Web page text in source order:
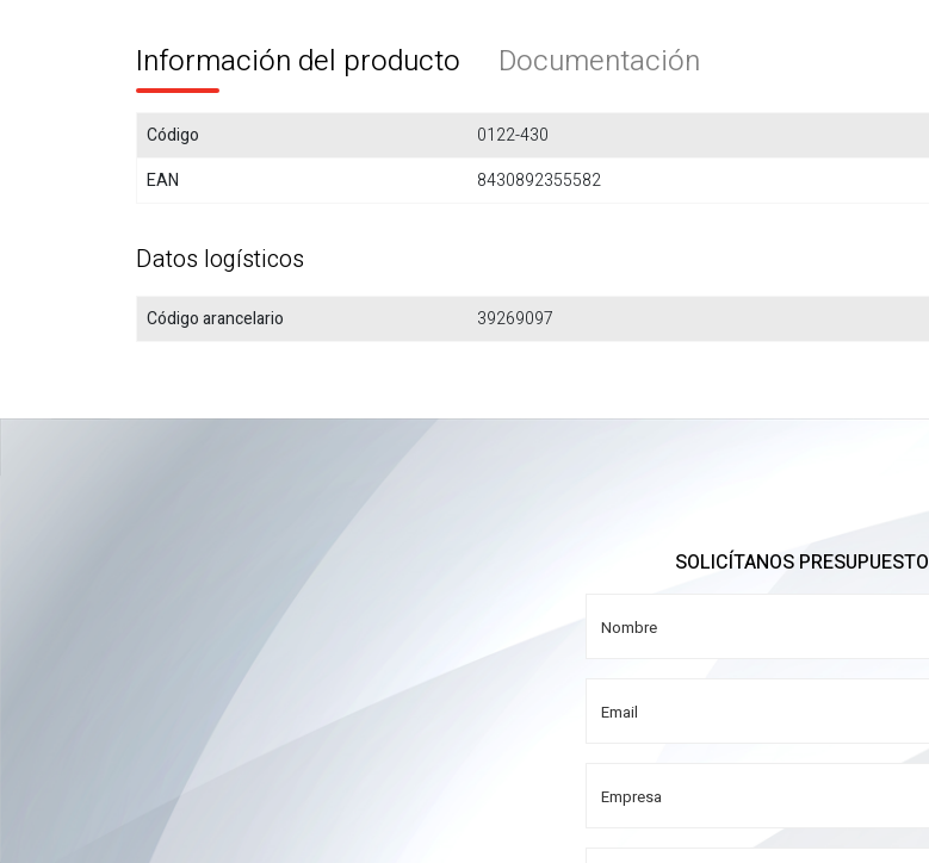
Información del producto Documentación
Código
0122-430
EAN
8430892355582
Datos logísticos
Código arancelario 39269097
SOLICÍTANOS PRESUPUESTO